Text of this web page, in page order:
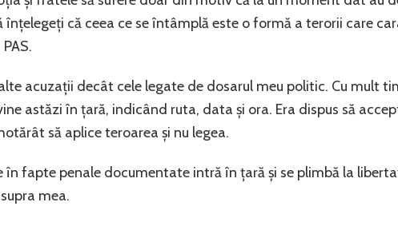
că ceea ce se întâmplă este o formă a terorii care
acuzații decât cele legate de dosarul meu politic. Cu mult
astăzi în țară, indicând ruta, data și ora. Era dispus să
să aplice teroarea și nu legea.
în fapte penale documentate intră în țară și se plimbă la
mea.